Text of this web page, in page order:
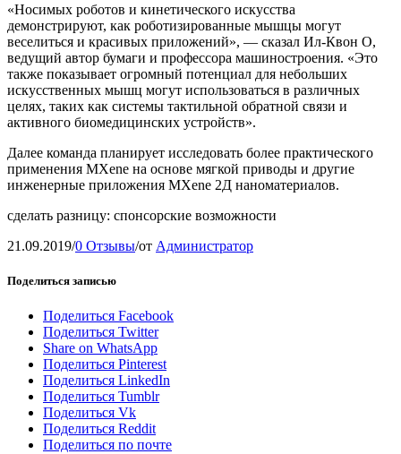
«Носимых роботов и кинетического искусства
демонстрируют, как роботизированные мышцы могут
веселиться и красивых приложений», — сказал Ил-Квон О,
ведущий автор бумаги и профессора машиностроения. «Это
также показывает огромный потенциал для небольших
искусственных мышц могут использоваться в различных
целях, таких как системы тактильной обратной связи и
активного биомедицинских устройств».
Далее команда планирует исследовать более практического
применения MXene на основе мягкой приводы и другие
инженерные приложения MXene 2Д наноматериалов.
сделать разницу: спонсорские возможности
21.09.2019/0 Отзывы/от Администратор
Поделиться записью
Поделиться Facebook
Поделиться Twitter
Share on WhatsApp
Поделиться Pinterest
Поделиться LinkedIn
Поделиться Tumblr
Поделиться Vk
Поделиться Reddit
Поделиться по почте